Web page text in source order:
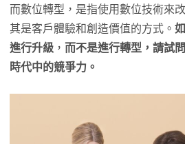
而數位轉型，是指使用數位技術來
其是客戶體驗和創造價值的方式。
進行升級 ， 而不是進行轉型，請試
時代中的競爭力。